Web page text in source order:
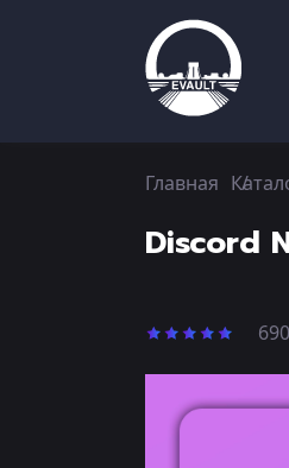
Главная
Discord